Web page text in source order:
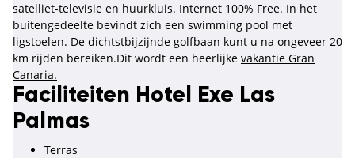
satelliet-televisie en huurkluis. Internet 100% Free. In het
buitengedeelte bevindt zich een swimming pool met
ligstoelen. De dichtstbijzijnde golfbaan kunt u na ongeveer 20
km rijden bereiken.Dit wordt een heerlijke vakantie Gran
Canaria.
Faciliteiten Hotel Exe Las
Palmas
Terras